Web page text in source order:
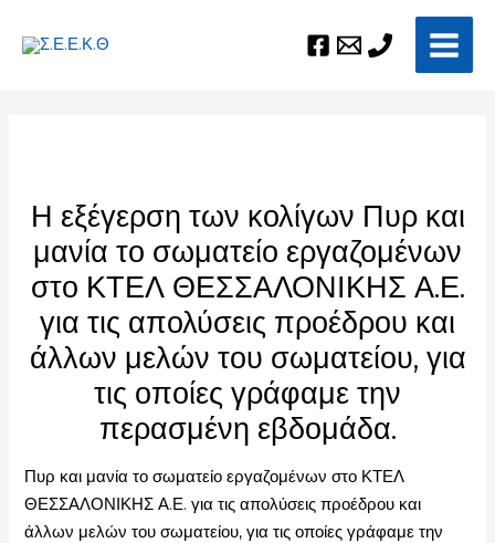
στο
Main
Η εξέγερση των κολίγων Πυρ και
μανία το σωματείο εργαζομένων
στο ΚΤΕΛ ΘΕΣΣΑΛΟΝΙΚΗΣ Α.Ε.
για τις απολύσεις προέδρου και
άλλων μελών του σωματείου, για
τις οποίες γράφαμε την
περασμένη εβδομάδα.
Πυρ και μανία το σωματείο εργαζομένων στο ΚΤΕΛ
ΘΕΣΣΑΛΟΝΙΚΗΣ Α.Ε. για τις απολύσεις προέδρου και
άλλων μελών του σωματείου, για τις οποίες γράφαμε την
navigation